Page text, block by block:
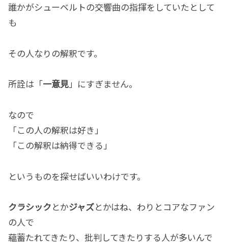
誰かがシューベルトの交響曲の指揮をしていたとして
も
その人なりの解釈です。
所詮は「一意見」にすぎません。
なので
「この人の解釈は好き」
「この解釈は納得できる」
というものを探せばいいわけです。
クラシックとかジャズとかはね、わりとコアなファン
の人で
蘊蓄たれてきたり、批判してきたりする人が多いんで